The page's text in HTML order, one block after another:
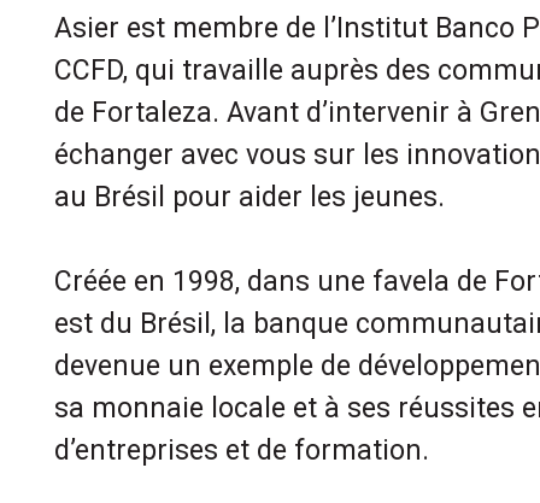
Asier est membre de l’Institut Banco
CCFD, qui travaille auprès des
de Fortaleza. Avant d’intervenir à
échanger avec vous sur les
au Brésil pour aider les jeunes.
Créée en 1998, dans une favela de
est du Brésil, la banque
devenue un exemple de
sa monnaie locale et à ses réussites
d’entreprises et de formation.